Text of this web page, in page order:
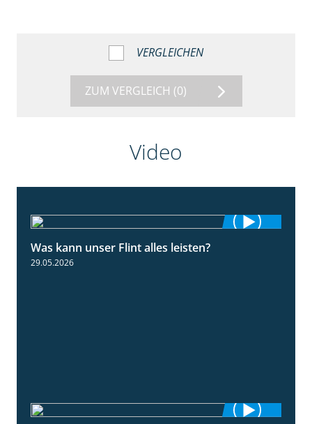
VERGLEICHEN
ZUM VERGLEICH (0)
Video
Was kann unser Flint alles leisten?
29.05.2026